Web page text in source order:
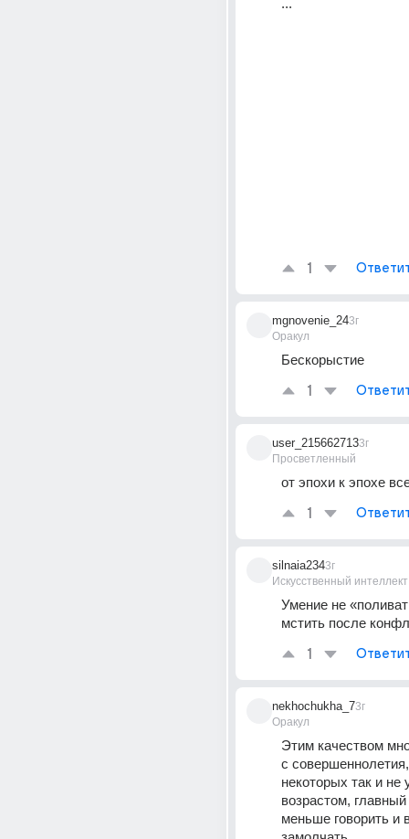
...
1
mgnovenie_24
Оракул
3г
Бескорыстие
1
user_215662713
Просветленный
3г
от эпохи к эпохе
1
silnaia234
Искусственный интеллект
3г
Умение не
мстить после
1
nekhochukha_7
Оракул
3г
Этим качеством
с
некоторых так и не
возрастом, главный
меньше говорить и